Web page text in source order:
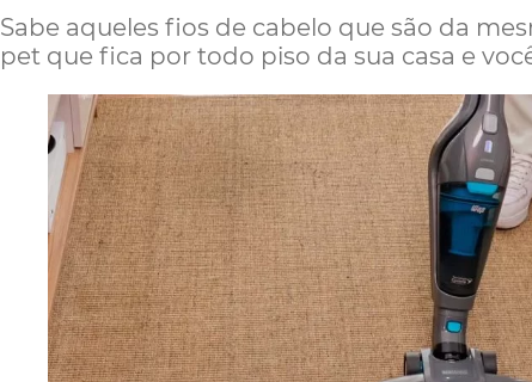
Sabe aqueles fios de cabelo que são da
pet que fica por todo piso da sua casa e